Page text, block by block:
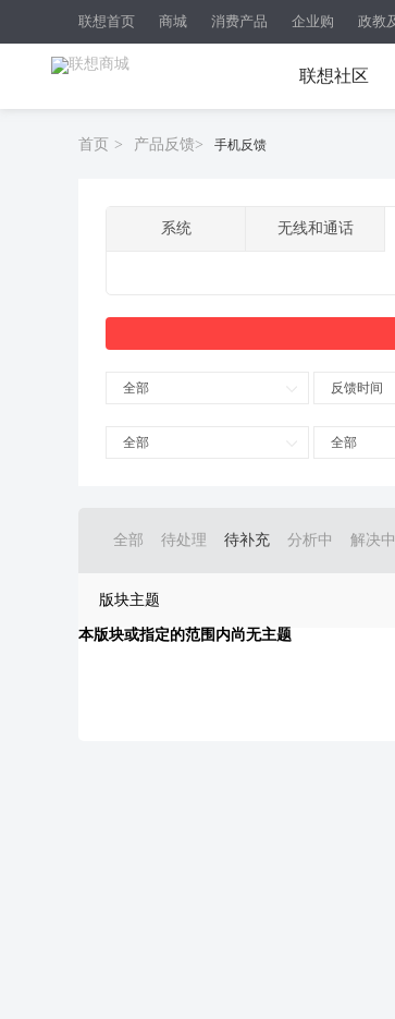
联想首页 商城 消费产品 企业购 政教
联想社区
首页 > 产品反馈> 手机反馈
系统 无线和通话
全部 反馈时间
全部 全部
全部 待处理 待补充 分析中 解决中
版块主题
本版块或指定的范围内尚无主题